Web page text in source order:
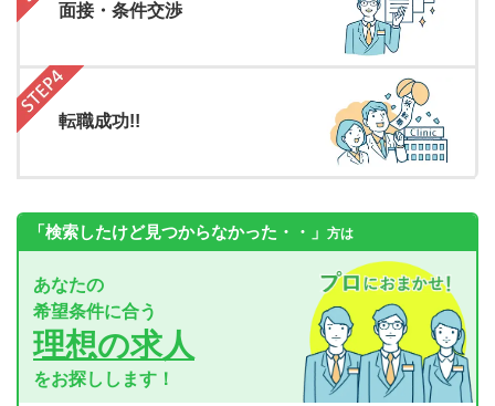
面接・条件交渉
転職成功!!
「検索したけど見つからなかった・・」 方は
あなたの
希望条件に合う
理想の求人
をお探しします！